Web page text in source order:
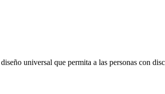
universal que permita a las personas con